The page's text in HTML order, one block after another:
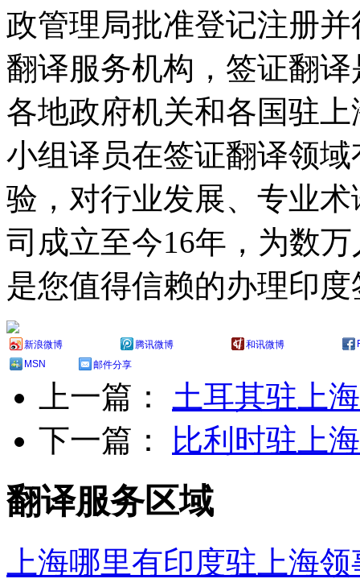
政管理局批准登记注册
翻译服务机构，签证翻
各地政府机关和各国驻
小组译员在签证翻译领
验，对行业发展、专业
司成立至今16年，为数
是您值得信赖的办理印
新浪微博 腾讯微博 和讯微博
MSN
邮件分享
上一篇： 土耳其驻上
下一篇：
比利时驻上
翻译服务区域
上海哪里有印度驻上海